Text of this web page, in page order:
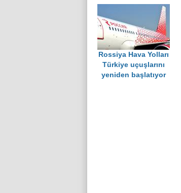
Rossiya Hava Yolları
Türkiye uçuşlarını
yeniden başlatıyor